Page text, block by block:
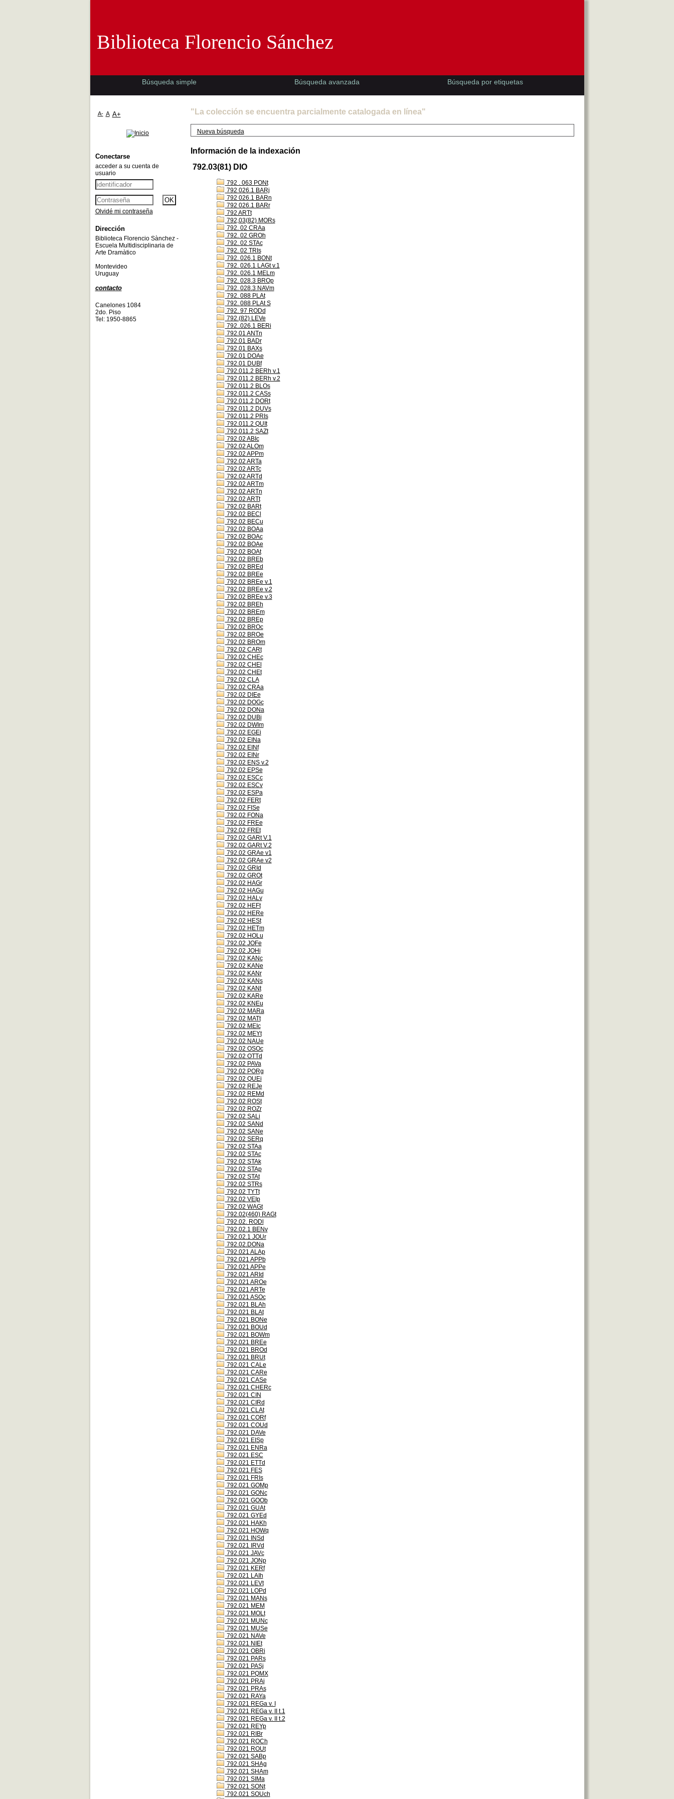
"La colección se encuentra parcialmente catalogada en línea"
Nueva búsqueda
Información de la indexación
792.03(81) DIO
792 . 063 PONt
792 026.1 BARj
792 026.1 BARn
792 026.1 BARr
792 ARTt
792,03(82) MORs
792. 02 CRAa
792. 02 GROh
792. 02 STAc
792. 02 TRIs
792. 026.1 BONt
792. 026.1 LAGt v.1
792. 026.1 MELm
792. 028.3 BROp
792. 028.3 NAVm
792. 088 PLAt
792. 088 PLAt S
792. 97 RODd
792.(82) LEVe
792..026.1 BERi
792.01 ANTn
792.01 BADr
792.01 BAXs
792.01 DOAe
792.01 DUBf
792.011.2 BERh v.1
792.011.2 BERh v.2
792.011.2 BLOs
792.011.2 CASs
792.011.2 DORt
792.011.2 DUVs
792.011.2 PRIs
792.011.2 QUIt
792.011.2 SAZt
792.02 ABIc
792.02 ALOm
792.02 APPm
792.02 ARTa
792.02 ARTc
792.02 ARTd
792.02 ARTm
792.02 ARTn
792.02 ARTt
792.02 BARt
792.02 BECl
792.02 BECu
792.02 BOAa
792.02 BOAc
792.02 BOAe
792.02 BOAt
792.02 BREb
792.02 BREd
792.02 BREe
792.02 BREe v.1
792.02 BREe v.2
792.02 BREe v.3
792.02 BREh
792.02 BREm
792.02 BREp
792.02 BROc
792.02 BROe
792.02 BROm
792.02 CARt
792.02 CHEc
792.02 CHEl
792.02 CHEt
792.02 CLA
792.02 CRAa
792.02 DIEe
792.02 DOGc
792.02 DONa
792.02 DUBi
792.02 DWIm
792.02 EGEi
792.02 EINa
792.02 EINf
792.02 EINr
792.02 ENS v.2
792.02 EPSe
792.02 ESCc
792.02 ESCv
792.02 ESPa
792.02 FERt
792.02 FISe
792.02 FONa
792.02 FREe
792.02 FREt
792.02 GARt V.1
792.02 GARt V.2
792.02 GRAe v1
792.02 GRAe v2
792.02 GRId
792.02 GROt
792.02 HAGr
792.02 HAGu
792.02 HALv
792.02 HEFt
792.02 HERe
792.02 HESt
792.02 HETm
792.02 HOLu
792.02 JOFe
792.02 JOHi
792.02 KANc
792.02 KANe
792.02 KANr
792.02 KANs
792.02 KANt
792.02 KARe
792.02 KNEu
792.02 MARa
792.02 MATt
792.02 MEIc
792.02 MEYt
792.02 NAUe
792.02 OSOc
792.02 OTTd
792.02 PAVa
792.02 PORg
792.02 QUEi
792.02 REJe
792.02 REMd
792.02 ROSt
792.02 ROZr
792.02 SALi
792.02 SANd
792.02 SANe
792.02 SERq
792.02 STAa
792.02 STAc
792.02 STAk
792.02 STAp
792.02 STAt
792.02 STRs
792.02 TYTt
792.02 VEIp
792.02 WAGt
792.02(460) RAGt
792.02. RODl
792.02.1 BENv
792.02.1 JOUr
792.02.DONa
792.021 ALAp
792.021 APPb
792.021 APPe
792.021 ARId
792.021 AROe
792.021 ARTe
792.021 ASOc
792.021 BLAh
792.021 BLAt
792.021 BONe
792.021 BOUd
792.021 BOWm
792.021 BREe
792.021 BROd
792.021 BRUt
792.021 CALe
792.021 CARe
792.021 CASe
792.021 CHERc
792.021 CIN
792.021 CIRd
792.021 CLAt
792.021 CORf
792.021 COUd
792.021 DAVe
792.021 EISp
792.021 ENRa
792.021 ESC
792.021 ETTd
792.021 FES
792.021 FRIs
792.021 GOMp
792.021 GONc
792.021 GOOb
792.021 GUAt
792.021 GYEd
792.021 HAKh
792.021 HOWq
792.021 INSd
792.021 IRVd
792.021 JAVc
792.021 JONp
792.021 KERf
792.021 LAIh
792.021 LEVt
792.021 LOPd
792.021 MANs
792.021 MEM
792.021 MOLt
792.021 MUNc
792.021 MUSe
792.021 NAVe
792.021 NIEt
792.021 OBRi
792.021 PARs
792.021 PASj
792.021 PQMX
792.021 PRAi
792.021 PRAs
792.021 RAYa
792.021 REGa v. I
792.021 REGa v. II t.1
792.021 REGa v. II t.2
792.021 REYp
792.021 RIBr
792.021 ROCh
792.021 ROUt
792.021 SABp
792.021 SHAg
792.021 SHAm
792.021 SIMa
792.021 SONt
792.021 SOUch
Biblioteca Florencio Sánchez
Búsqueda simple Búsqueda avanzada Búsqueda por etiquetas
A- A A+
Conectarse
acceder a su cuenta de
usuario
Olvidé mi contraseña
Dirección
Biblioteca Florencio Sànchez -
Escuela Multidisciplinaria de
Arte Dramàtico
Montevideo
Uruguay
contacto
Canelones 1084
2do. Piso
Tel: 1950-8865